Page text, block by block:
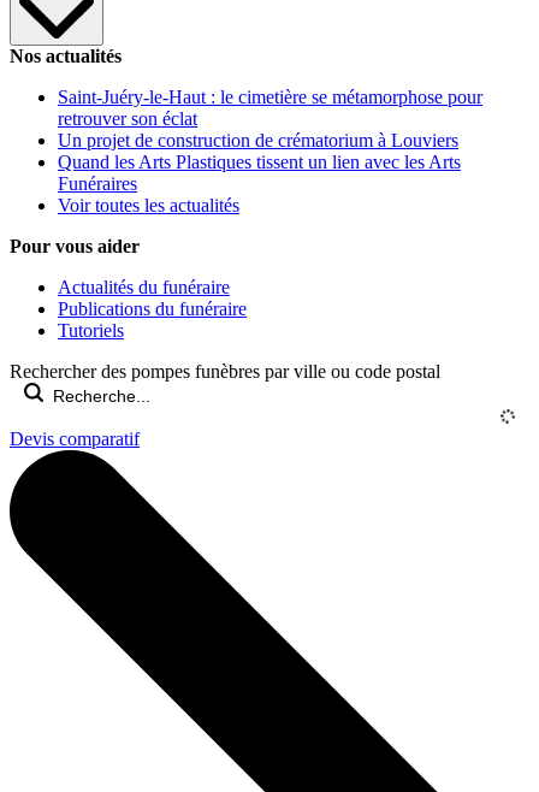
Nos actualités
Saint-Juéry-le-Haut : le cimetière se métamorphose pour
retrouver son éclat
Un projet de construction de crématorium à Louviers
Quand les Arts Plastiques tissent un lien avec les Arts
Funéraires
Voir toutes les actualités
Pour vous aider
Actualités du funéraire
Publications du funéraire
Tutoriels
Rechercher des pompes funèbres par ville ou code postal
Devis comparatif